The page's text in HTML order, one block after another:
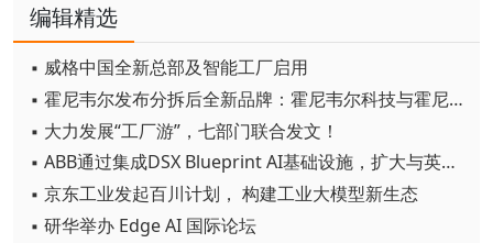
编辑精选
▪ 威格中国全新总部及智能工厂启用
▪ 霍尼韦尔发布分拆后全新品牌：霍尼韦尔科技与霍尼韦尔航空航天
▪ 大力发展“工厂游”，七部门联合发文！
▪ ABB通过集成DSX Blueprint AI基础设施，扩大与英伟达的合作
▪ 京东工业发起百川计划， 构建工业大模型新生态
▪ 研华举办 Edge AI 国际论坛